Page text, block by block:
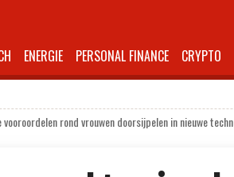
ENERGIE PERSONAL FINANCE CRYPTO
rond vrouwen doorsijpelen in nieuwe